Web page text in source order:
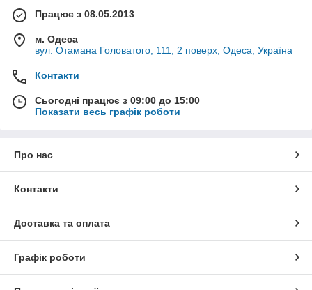
Працює з 08.05.2013
м. Одеса
вул. Отамана Головатого, 111, 2 поверх, Одеса, Україна
Контакти
Сьогодні працює з 09:00 до 15:00
Показати весь графік роботи
Про нас
Контакти
Доставка та оплата
Графік роботи